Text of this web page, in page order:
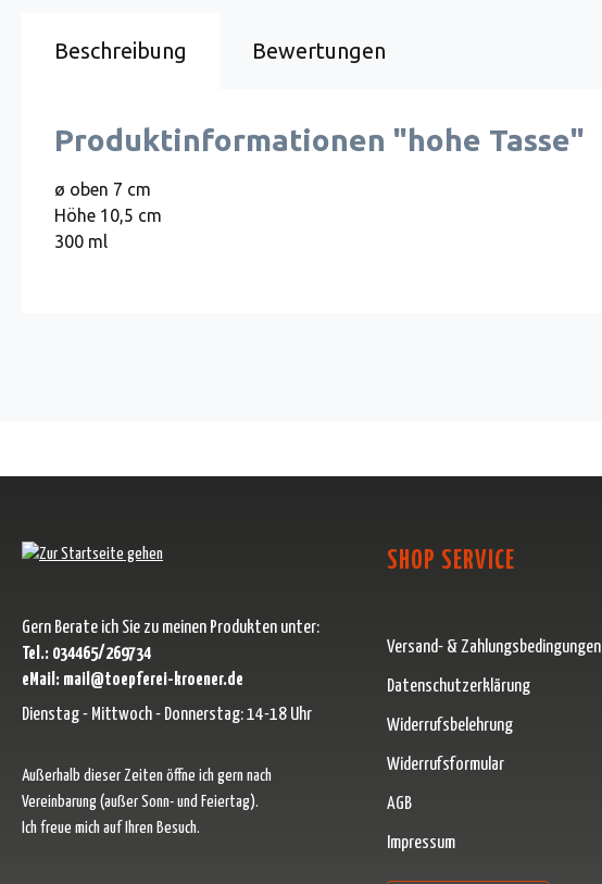
Beschreibung Bewertungen
Produktinformationen "hohe Tasse"
ø oben 7 cm
Höhe 10,5 cm
300 ml
Gern Berate ich Sie zu meinen Produkten unter:
Tel.: 034465/269734
eMail: mail@toepferei-kroener.de
Dienstag - Mittwoch - Donnerstag: 14-18 Uhr
Außerhalb dieser Zeiten öffne ich gern nach
Vereinbarung (außer Sonn- und Feiertag).
Ich freue mich auf Ihren Besuch.
SHOP SERVICE
Versand- & Zahlungsbedingungen
Datenschutzerklärung
Widerrufsbelehrung
Widerrufsformular
AGB
Impressum